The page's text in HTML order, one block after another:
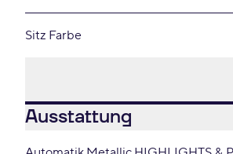
Sitz Farbe
Ausstattung